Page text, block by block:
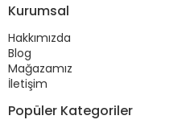
Kurumsal
Hakkımızda
Blog
Mağazamız
İletişim
Popüler Kategoriler